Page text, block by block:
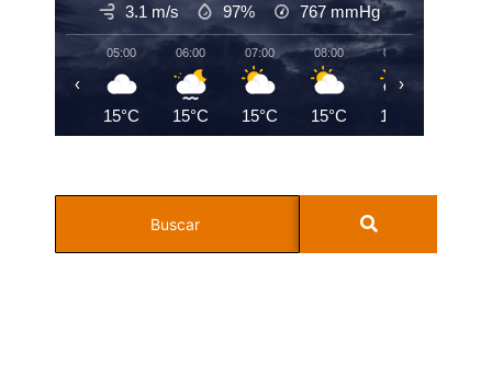
3.1 m/s 97% 767 mmHg
05:00
15°C
06:00
15°C
07:00
15°C
08:00
15°C
09:00
15°C
‹ ›